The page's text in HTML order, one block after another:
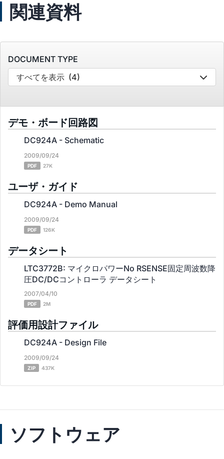
関連資料
DOCUMENT TYPE
すべてを表示 (4)
デモ・ボード回路図
DC924A - Schematic
2009/09/24
PDF 27K
ユーザ・ガイド
DC924A - Demo Manual
2009/09/24
PDF 126K
データシート
LTC3772B: マイクロパワーNo RSENSE固定周波数降
圧DC/DCコントローラ データシート
2007/04/10
PDF 2M
評価用設計ファイル
DC924A - Design File
2009/09/24
ZIP 437K
ソフトウェア